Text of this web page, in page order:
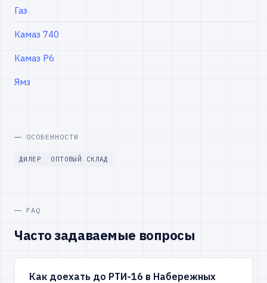
Газ
Камаз 740
Камаз Р6
Ямз
ОСОБЕННОСТИ
ДИЛЕР ОПТОВЫЙ СКЛАД
FAQ
Часто задаваемые вопросы
Как доехать до РТИ-16 в Набережных